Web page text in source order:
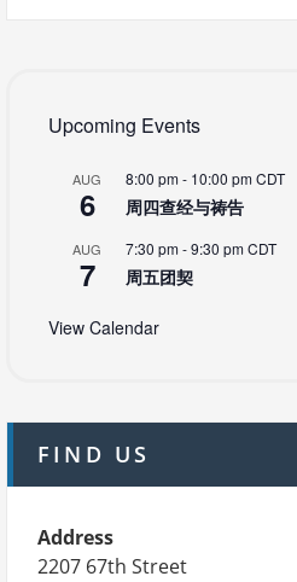
Upcoming Events
AUG
6
8:00 pm- 10:00 pmCDT
周四查经与祷告
AUG
7
7:30 pm-9:30 pmCDT
周五团契
View Calendar
FIND US
Address
2207 67th Street